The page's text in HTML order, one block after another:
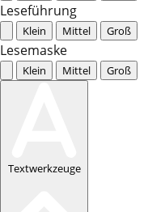
Leseführung
Klein Mittel Groß
Lesemaske
Klein Mittel Groß
Textwerkzeuge